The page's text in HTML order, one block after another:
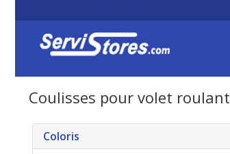
Coulisses pour volet roulant
Coloris